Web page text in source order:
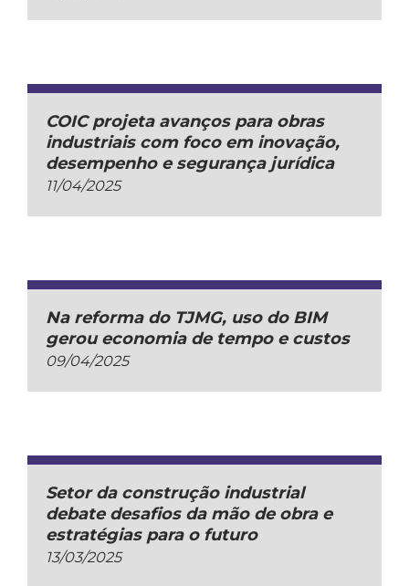
COIC projeta avanços para obras
industriais com foco em inovação,
desempenho e segurança jurídica
11/04/2025
Na reforma do TJMG, uso do BIM
gerou economia de tempo e custos
09/04/2025
Setor da construção industrial
debate desafios da mão de obra e
estratégias para o futuro
13/03/2025